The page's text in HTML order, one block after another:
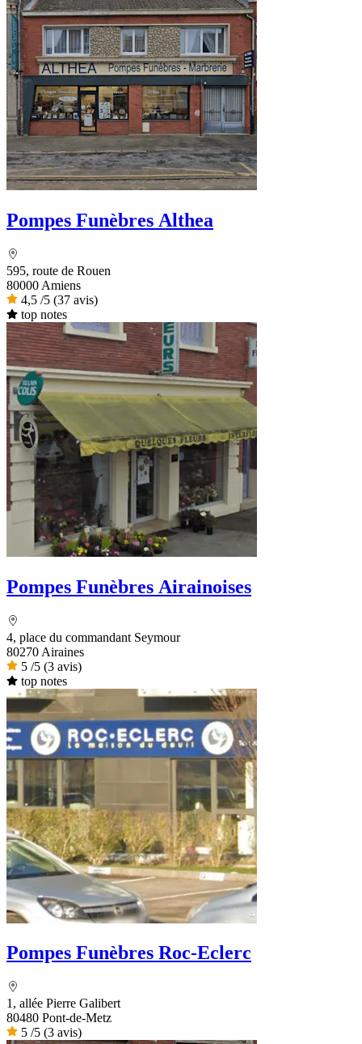
Pompes Funèbres Althea
595, route de Rouen
80000 Amiens
4,5 /5 (37 avis)
top notes
Pompes Funèbres Airainoises
4, place du commandant Seymour
80270 Airaines
5 /5 (3 avis)
top notes
Pompes Funèbres Roc-Eclerc
1, allée Pierre Galibert
80480 Pont-de-Metz
5 /5 (3 avis)